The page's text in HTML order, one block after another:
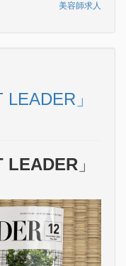
美容師求人
」
LEADER 」